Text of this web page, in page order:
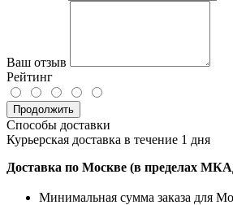
Ваш отзыв
Рейтинг
Продолжить
Способы доставки
Курьерская доставка в течение 1 дня
Доставка по Москве (в пределах
Минимальная сумма заказа для